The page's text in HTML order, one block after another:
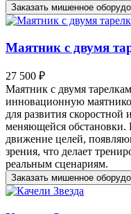
Заказать мишенное
Маятник с двумя
27 500 ₽
Маятник с двумя
инновационную
для развития скоростной
меняющейся обстановки.
движение целей,
зрения, что делает
реальным сценариям.
Заказать мишенное